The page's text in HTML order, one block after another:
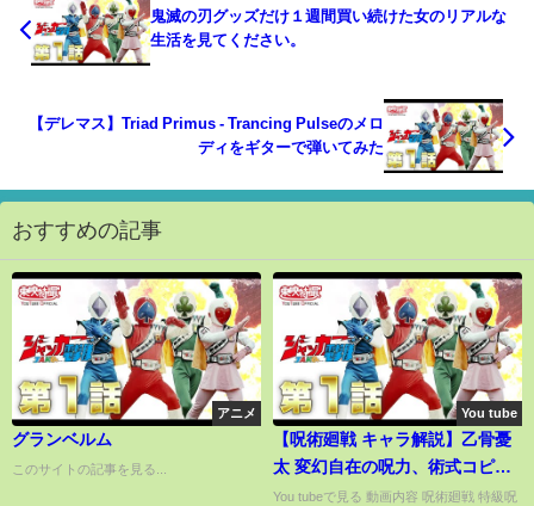
鬼滅の刃グッズだけ１週間買い続けた女のリアルな
生活を見てください。
【デレマス】Triad Primus - Trancing Pulseのメロ
ディをギターで弾いてみた
おすすめの記事
アニメ
グランベルム
このサイトの記事を見る...
You tube
【呪術廻戦 キャラ解説】乙骨憂
太 変幻自在の呪力、術式コピー
は今も操れる？強さや祈元里香
You tubeで見る 動画内容 呪術廻戦 特級呪